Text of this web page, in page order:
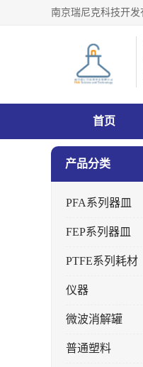
首页
产品分类
PFA系列器皿
FEP系列器皿
PTFE系列耗材
仪器
微波消解罐
普通塑料